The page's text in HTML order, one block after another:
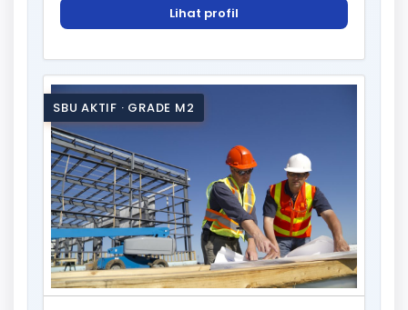
Lihat profil
SBU AKTIF · GRADE M2